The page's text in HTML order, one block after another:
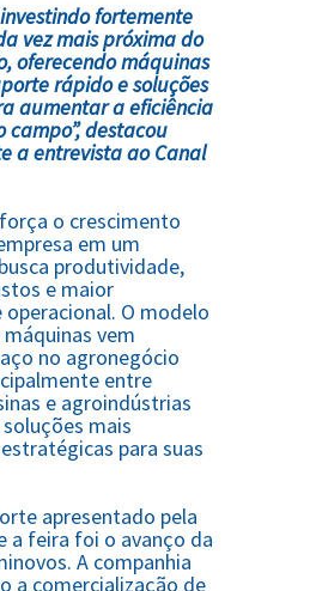
investindo fortemente
vez mais próxima do
oferecendo máquinas
rápido e soluções
aumentar a eficiência
campo”, destacou
a entrevista ao Canal
o crescimento
em um
produtividade,
e maior
O modelo
vem
no agronegócio
entre
e agroindústrias
mais
para suas
apresentado pela
a feira foi o avanço da
A companhia
a comercialização de